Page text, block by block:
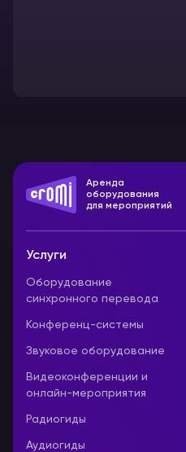
Аренда
оборудования
для мероприятий
Услуги
Оборудование
синхронного перевода
Конференц-системы
Звуковое оборудование
Видеоконференции и
онлайн-мероприятия
Радиогиды
Аудиогиды